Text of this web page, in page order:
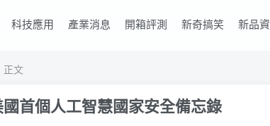
科技應用 產業消息 開箱評測 新奇搞笑 新品
正文
首個人工智慧國家安全備忘錄